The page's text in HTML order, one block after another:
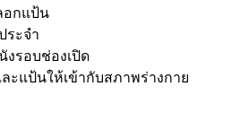
อกแป้น
ระจำ
งรอบช่องเปิด
ะแป้นให้เข้ากับสภาพร่างกาย